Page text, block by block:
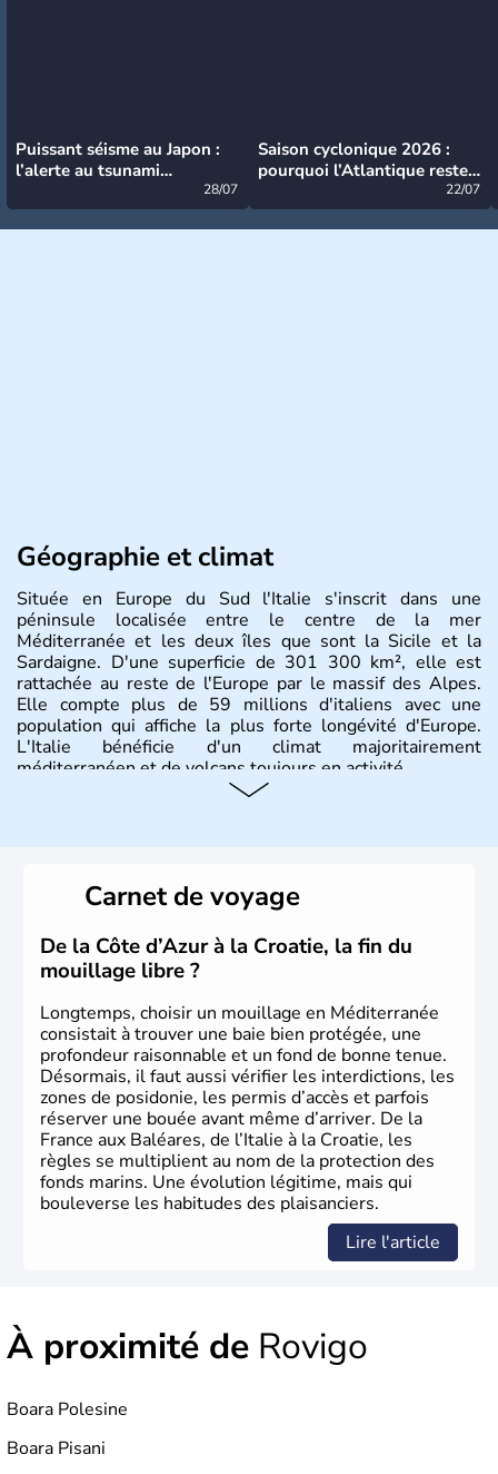
Puissant séisme au Japon :
l’alerte au tsunami
28/07
Saison cyclonique 2026 :
pourquoi l’Atlantique reste
22/07
Géographie et climat
Située en Europe du Sud l'Italie s'inscrit dans une
péninsule localisée entre le centre de la mer
Méditerranée et les deux îles que sont la Sicile et la
Sardaigne. D'une superficie de 301 300 km², elle est
rattachée au reste de l'Europe par le massif des Alpes.
Elle compte plus de 59 millions d'italiens avec une
population qui affiche la plus forte longévité d'Europe.
L'Italie bénéficie d'un climat majoritairement
méditerranéen et de volcans toujours en activité.
avant J.C. A la suite d'invasions barbares, l'Empire Romain
d'Occident s'effondre au Vème siècle. Le royaume d'Italie
est proclamé en 1861, Rome est annexée en 1870 et
devient sa capitale officielle. Il faudra attendre 1946 pour
qu'un référendum mette fin à la loyauté contraignant à
l'exile la famille royale. La république italienne est alors
proclamée.
Carnet de voyage
De la Côte d’Azur à la Croatie, la fin du
mouillage libre ?
Longtemps, choisir un mouillage en Méditerranée
consistait à trouver une baie bien protégée, une
profondeur raisonnable et un fond de bonne tenue.
Désormais, il faut aussi vérifier les interdictions, les
zones de posidonie, les permis d’accès et parfois
réserver une bouée avant même d’arriver. De la
France aux Baléares, de l’Italie à la Croatie, les
règles se multiplient au nom de la protection des
fonds marins. Une évolution légitime, mais qui
bouleverse les habitudes des plaisanciers.
Lire l'article
À proximité de Rovigo
Boara Polesine
Boara Pisani